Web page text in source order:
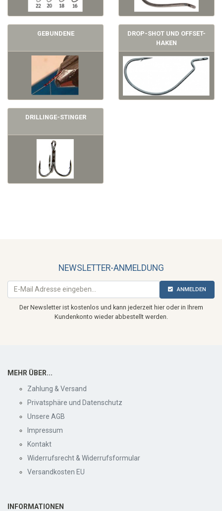
GEBUNDENE
DROP-SHOT UND OFFSET-
HAKEN
DRILLINGE-STINGER
NEWSLETTER-ANMELDUNG
ANMELDEN
Der Newsletter ist kostenlos und kann jederzeit hier oder in Ihrem
Kundenkonto wieder abbestellt werden.
MEHR ÜBER...
Zahlung & Versand
Privatsphäre und Datenschutz
Unsere AGB
Impressum
Kontakt
Widerrufsrecht & Widerrufsformular
Versandkosten EU
INFORMATIONEN